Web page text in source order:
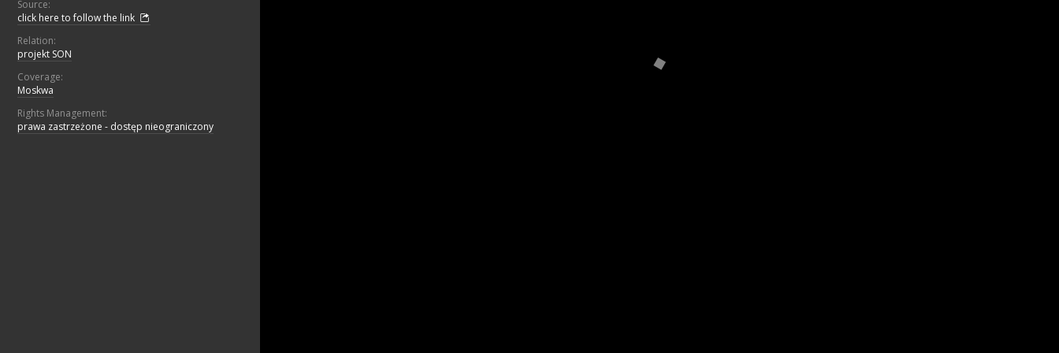
Source:
click here to follow the link
Relation:
projekt SON
Coverage:
Moskwa
Rights Management:
prawa zastrzeżone - dostęp nieograniczony